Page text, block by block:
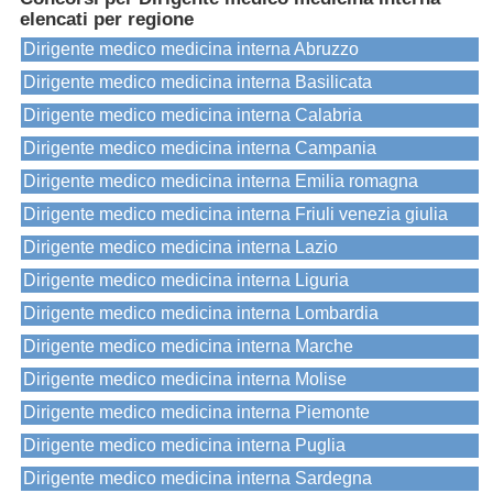
elencati per regione
Dirigente medico medicina interna Abruzzo
Dirigente medico medicina interna Basilicata
Dirigente medico medicina interna Calabria
Dirigente medico medicina interna Campania
Dirigente medico medicina interna Emilia romagna
Dirigente medico medicina interna Friuli venezia giulia
Dirigente medico medicina interna Lazio
Dirigente medico medicina interna Liguria
Dirigente medico medicina interna Lombardia
Dirigente medico medicina interna Marche
Dirigente medico medicina interna Molise
Dirigente medico medicina interna Piemonte
Dirigente medico medicina interna Puglia
Dirigente medico medicina interna Sardegna